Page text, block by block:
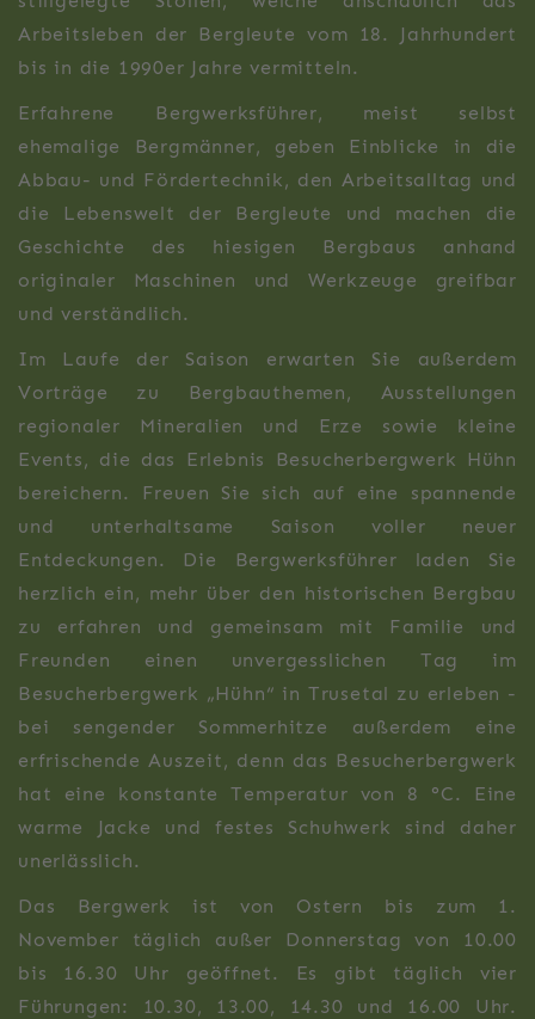
Arbeitsleben der Bergleute vom 18. Jahrhundert
bis in die 1990er Jahre vermitteln.
Erfahrene Bergwerksführer, meist selbst
ehemalige Bergmänner, geben Einblicke in die
Abbau- und Fördertechnik, den Arbeitsalltag und
die Lebenswelt der Bergleute und machen die
Geschichte des hiesigen Bergbaus anhand
originaler Maschinen und Werkzeuge greifbar
und verständlich.
Im Laufe der Saison erwarten Sie außerdem
Vorträge zu Bergbauthemen, Ausstellungen
regionaler Mineralien und Erze sowie kleine
Events, die das Erlebnis Besucherbergwerk Hühn
bereichern. Freuen Sie sich auf eine spannende
und unterhaltsame Saison voller neuer
Entdeckungen. Die Bergwerksführer laden Sie
herzlich ein, mehr über den historischen Bergbau
zu erfahren und gemeinsam mit Familie und
Freunden einen unvergesslichen Tag im
Besucherbergwerk „Hühn“ in Trusetal zu erleben -
bei sengender Sommerhitze außerdem eine
erfrischende Auszeit, denn das Besucherbergwerk
hat eine konstante Temperatur von 8 °C. Eine
warme Jacke und festes Schuhwerk sind daher
unerlässlich.
Das Bergwerk ist von Ostern bis zum 1.
November täglich außer Donnerstag von 10.00
bis 16.30 Uhr geöffnet. Es gibt täglich vier
Führungen: 10.30, 13.00, 14.30 und 16.00 Uhr.